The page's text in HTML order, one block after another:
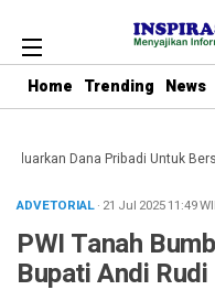
Home Trending News
Dana Pribadi Untuk
ADVETORIAL· 21 Jul 202511:49
PWI Tanah
Bupati Andi